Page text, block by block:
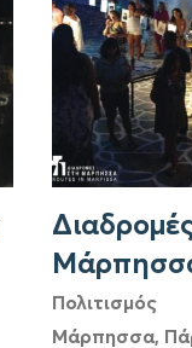
Πολιτισμός
Μάρπησσα,